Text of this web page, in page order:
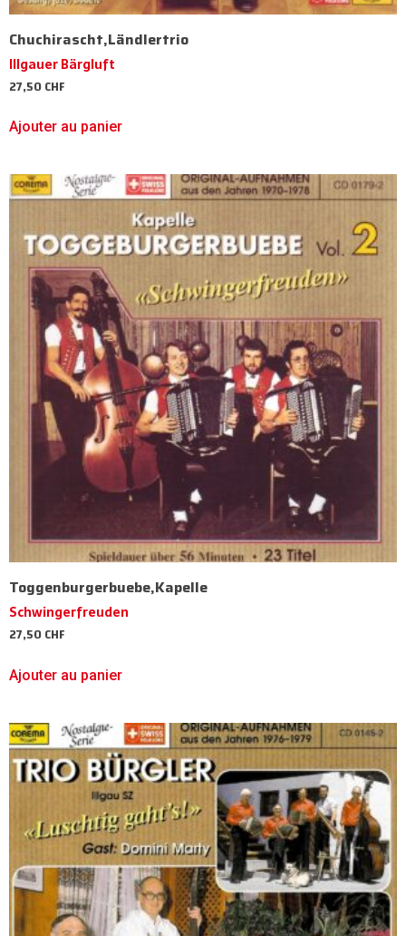
Chuchirascht,Ländlertrio
Illgauer Bärgluft
27,50CHF
Ajouter au panier
Toggenburgerbuebe,Kapelle
Schwingerfreuden
27,50CHF
Ajouter au panier